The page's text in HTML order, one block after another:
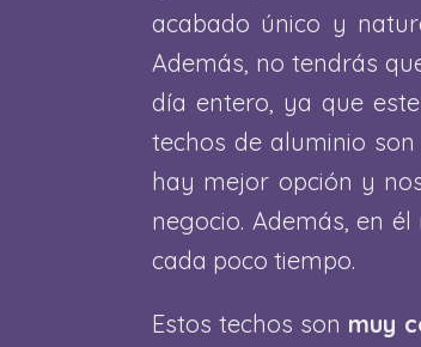
acabado único y
Además, no tendrás
día entero, ya que
techos de aluminio
hay mejor opción y
negocio. Además, en
cada poco tiempo.
Estos techos son muy